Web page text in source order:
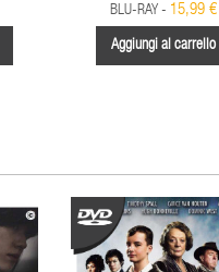
BLU-RAY - 15,99 €
Aggiungi al carrello